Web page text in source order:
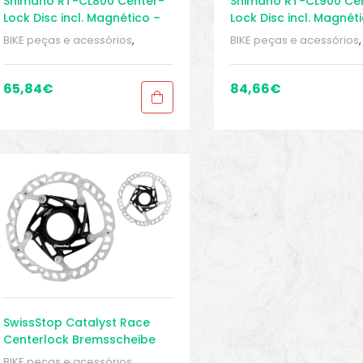
Lock Disc incl. Magnético –
Disco de Freio – E-Bike
BIKE peças e acessórios,
Peças de bicicleta Speed
,Sport
65,84€
Lock Disc incl.
Disco de Freio – E-Bike
BIKE peças e acessórios,
Peças de bicicleta Speed
84,66€
SwissStop Catalyst Race
Centerlock Bremsscheibe